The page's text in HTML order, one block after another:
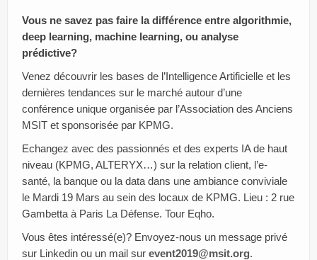
Bibliothèque MSIT
Dons
Services
Intranet
Vous ne savez pas faire la différence entre algorithmie,
deep learning, machine learning, ou analyse
prédictive?
Venez découvrir les bases de l’Intelligence Artificielle et les
dernières tendances sur le marché autour d’une
conférence unique organisée par l’Association des Anciens
MSIT et sponsorisée par KPMG.
Echangez avec des passionnés et des experts IA de haut
niveau (KPMG, ALTERYX…) sur la relation client, l’e-
santé, la banque ou la data dans une ambiance conviviale
le Mardi 19 Mars au sein des locaux de KPMG. Lieu : 2 rue
Gambetta à Paris La Défense. Tour Eqho.
Vous êtes intéressé(e)? Envoyez-nous un message privé
sur Linkedin ou un mail sur event2019@msit.org.